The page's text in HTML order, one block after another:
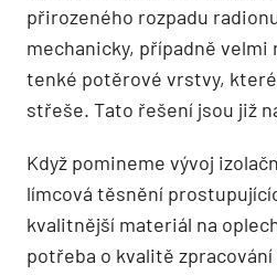
přirozeného rozpadu
mechanicky, případně velmi
tenké potěrové vrstvy,
střeše. Tato řešení jsou již
Když pomineme vývoj
límcová těsnění
kvalitnější materiál na
potřeba o kvalitě